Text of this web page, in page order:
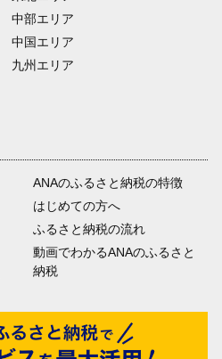
中部エリア
中国エリア
九州エリア
ANAのふるさと納税の特徴
はじめての方へ
ふるさと納税の流れ
動画でわかるANAのふるさと
納税